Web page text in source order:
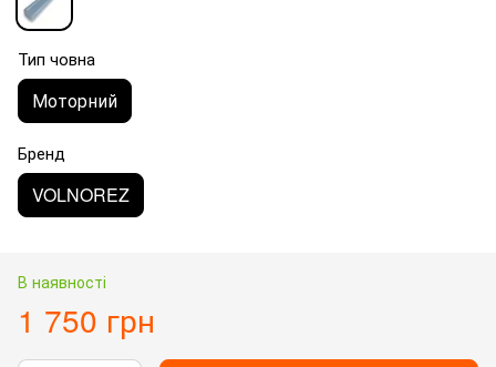
Тип човна
Моторний
Бренд
VOLNOREZ
В наявності
1 750 грн